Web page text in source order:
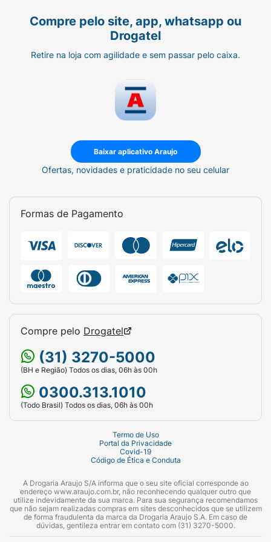
Aluminio), Aqua (Agua), BHT (Butil-
hidroxitolueno), Butylene Glycol Cocoate
(Bufilenoglicol Cocoato), Cetyl Alcohol
(Alcool Ceticoy Glyceryl Stearate
Stearate (Estearato de Macrogol 400 Ceteth-
20 (Cetetey Steareth-20 (Eter de Macrogol
Monoestearílico), Cyclopentasiloxane
EDTA (Edetato Dissódico), Ethylhexyl
Methoxycinnamate (Octinoxato), Ethylhexyl
Palmitate (Palmitato de Etilexila), Ethylhexyl
Butylparaben (Butilparabenoj Ethylparaben
(Etilparabenoy Phenoxyethanol
(Fenoxietanoly Methylparaben
(Propilparabeno). Methylene Bis-
(Metileno-bisbenzotriazolil
Xantana) Propylene Glycol (Propilenoglicol)
Decyl Glucoside (Decil Glicosídeoy Aqua
(Agua), Methylparaben (Metilparabeno),
Methoxydibenzoylmethane (Avobenzona),
Propylene Glycol (Propilenoglicol),
Propylparaben (Propilparabeno), Sodium
Hydroxide (Hidróxido de Sódio), Sorbitan
Oleate (Oleato de Sorbitana), Titanium
Dioxide (Dióxido de Titanioy Silica (DiÓxido
de Silício) Dimethicone (Dimeticona),
VP/Eicosene Copolymer (Copolímero
PVP/Eicoseno), Xantham Gum (Goma
Xantana) e Parfum (Fragrância) contém
Citronellol (Citronelol) e Hexyl Cinnamal
Compre pelo site, app, whatsapp ou
Drogatel
Retire na loja com agilidade e sem passar pelo caixa.
Baixar aplicativo Araujo
Ofertas, novidades e praticidade no seu celular
Formas de Pagamento
Compre pelo Drogatel
(31) 3270-5000
(BH e Região) Todos os dias, 06h às 00h
0300.313.1010
(Todo Brasil) Todos os dias, 06h às 00h
Termo de Uso
Portal da Privacidade
Covid-19
Código de Ética e Conduta
A Drogaria Araujo S/A informa que o seu site oficial corresponde ao
endereço www.araujo.com.br, não reconhecendo qualquer outro que
utilize indevidamente da sua marca. Para sua segurança recomendamos
que não sejam realizadas compras em sites desconhecidos que se utilizem
de forma fraudulenta da marca da Drogaria Araujo S.A. Em caso de
dúvidas, gentileza entrar em contato com (31) 3270-5000.